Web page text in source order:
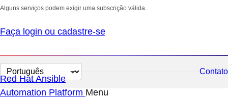
Alguns serviços podem exigir uma subscrição válida.
Faça login ou cadastre-se
Selecionar
idioma
Contato
Red Hat Ansible
Automation Platform Menu